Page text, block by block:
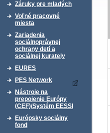
Záruky pre mladých
Voľné pracovné
miesta
Zariadenia
sociálnoprávnej
ochrany detí a
sociálnej kurately
EURES
PES Network
Nástroje na
prepojenie Európy
(CEF)/Systém EESSI
Európsky sociálny
fond